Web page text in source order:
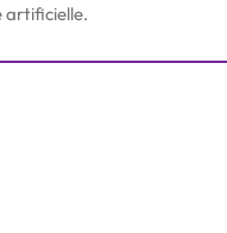
artificielle.